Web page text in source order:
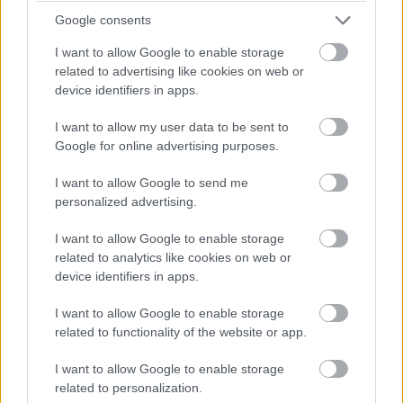
Google consents
I want to allow Google to enable storage
related to advertising like cookies on web or
device identifiers in apps.
I want to allow my user data to be sent to
Google for online advertising purposes.
I want to allow Google to send me
personalized advertising.
I want to allow Google to enable storage
related to analytics like cookies on web or
device identifiers in apps.
I want to allow Google to enable storage
related to functionality of the website or app.
I want to allow Google to enable storage
related to personalization.
hogy ledolgozzuk ezt az utolsó három tizedmásodpercet.”
Balogh Tamás